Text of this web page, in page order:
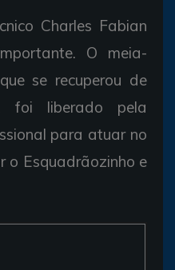
Charles Fabian
O meia-
se recuperou de
foi liberado pela
para atuar no
o Esquadrãozinho e